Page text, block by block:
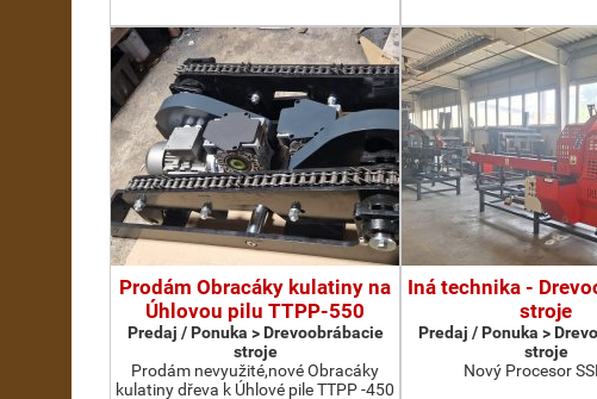
Prodám Obracáky kulatiny na
Úhlovou pilu TTPP-550
Predaj / Ponuka > Drevoobrábacie
stroje
Prodám nevyužité,nové Obracáky
kulatiny dřeva k Úhlové pile TTPP -450
Iná technika -
stroje
Predaj / Ponuka >
stroje
Nový Procesor